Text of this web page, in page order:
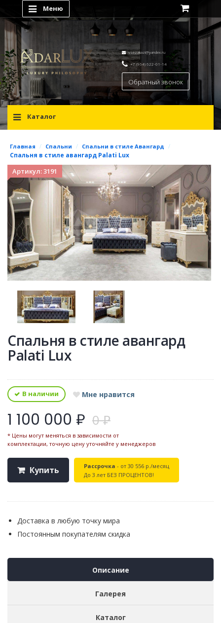
Меню
vsezakazi@yandex.ru
+7 (964) 622-01-14
Обратный звонок
Каталог
Главная / Спальни / Спальни в стиле Авангард /
Спальня в стиле авангард Palati Lux
Артикул: 3191
Спальня в стиле авангард
Palati Lux
В наличии Мне нравится
1 100 000 ₽ 0 ₽
* Цены могут меняться в зависимости от
комплектации, точную цену уточняйте у менеджеров
Купить Рассрочка - от 30 556 р./месяц
До 3 лет БЕЗ ПРОЦЕНТОВ!
Доставка в любую точку мира
Постоянным покупателям скидка
Описание
Галерея
Каталог